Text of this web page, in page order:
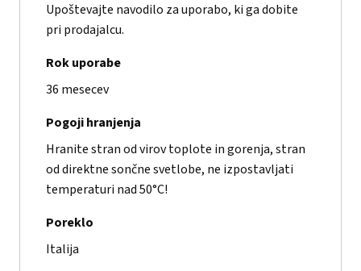
Upoštevajte navodilo za uporabo, ki ga dobite
pri prodajalcu.
Rok uporabe
36 mesecev
Pogoji hranjenja
Hranite stran od virov toplote in gorenja, stran
od direktne sončne svetlobe, ne izpostavljati
temperaturi nad 50°C!
Poreklo
Italija